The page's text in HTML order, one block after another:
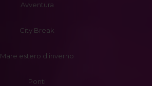
Avventura
City Break
Mare estero d'inverno
Ponti